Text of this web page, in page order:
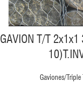
GAVION T/T
Gaviones/Triple